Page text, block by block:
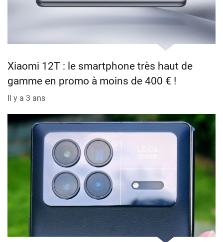
Xiaomi 12T : le smartphone très haut de
gamme en promo à moins de 400 € !
Il y a 3 ans